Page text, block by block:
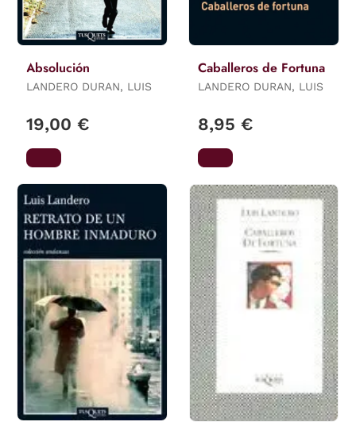
Absolución
LANDERO DURAN, LUIS
19,00 €
Caballeros de Fortuna
LANDERO DURAN, LUIS
8,95 €